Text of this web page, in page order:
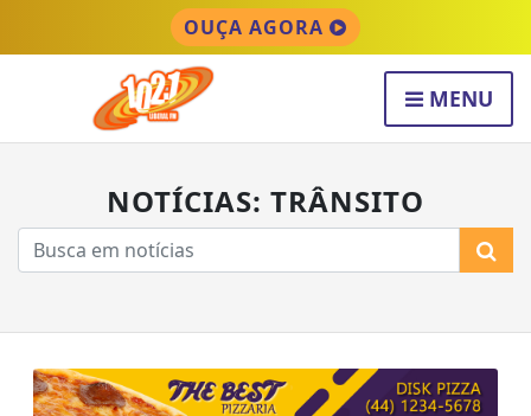
OUÇA AGORA
MENU
NOTÍCIAS: TRÂNSITO